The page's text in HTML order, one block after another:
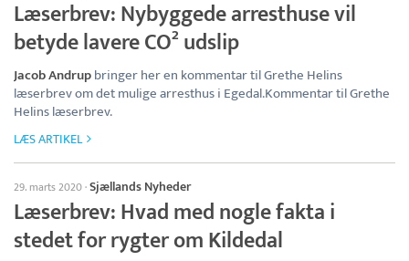
Læserbrev: Nybyggede arresthuse vil
betyde lavere CO² udslip
Jacob Andrupbringer her en kommentar til Grethe Helins
læserbrev om det mulige arresthus i Egedal.Kommentar til Grethe
Helins læserbrev.
LÆS ARTIKEL
29. marts 2020·Sjællands Nyheder
Læserbrev: Hvad med nogle fakta i
stedet for rygter om Kildedal